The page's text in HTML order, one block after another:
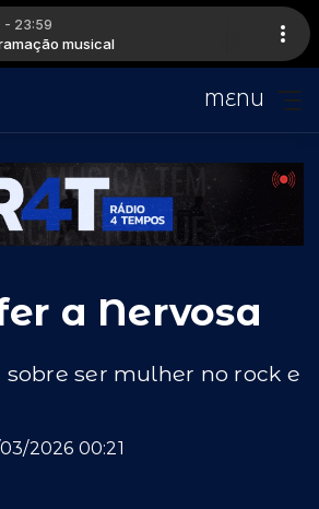
- 23:59
musical- Casa De Rock
MENU
a Nervosa
ser mulher no rock e
2026 00:21